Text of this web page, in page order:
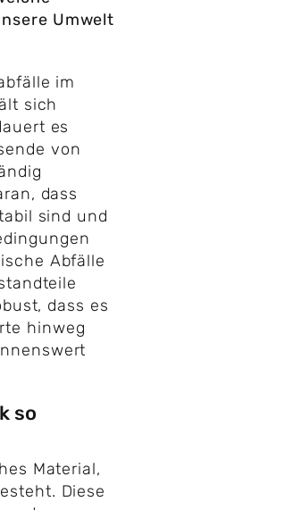
Umwelt
im
sich
es
von
dass
sind und
Abfälle
dass es
hinweg
so
Material,
Diese